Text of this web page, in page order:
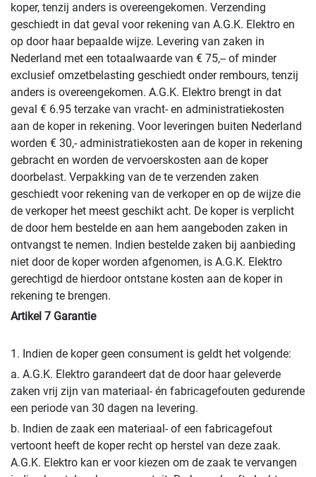
koper, tenzij anders is overeengekomen. Verzending
geschiedt in dat geval voor rekening van A.G.K. Elektro en
op door haar bepaalde wijze. Levering van zaken in
Nederland met een totaalwaarde van € 75,-- of minder
exclusief omzetbelasting geschiedt onder rembours, tenzij
anders is overeengekomen. A.G.K. Elektro brengt in dat
geval € 6.95 terzake van vracht- en administratiekosten
aan de koper in rekening. Voor leveringen buiten Nederland
worden € 30,- administratiekosten aan de koper in rekening
gebracht en worden de vervoerskosten aan de koper
doorbelast. Verpakking van de te verzenden zaken
geschiedt voor rekening van de verkoper en op de wijze die
de verkoper het meest geschikt acht. De koper is verplicht
de door hem bestelde en aan hem aangeboden zaken in
ontvangst te nemen. Indien bestelde zaken bij aanbieding
niet door de koper worden afgenomen, is A.G.K. Elektro
gerechtigd de hierdoor ontstane kosten aan de koper in
rekening te brengen.
Artikel 7 Garantie
1. Indien de koper geen consument is geldt het volgende:
a. A.G.K. Elektro garandeert dat de door haar geleverde
zaken vrij zijn van materiaal- én fabricagefouten gedurende
een periode van 30 dagen na levering.
b. Indien de zaak een materiaal- of een fabricagefout
vertoont heeft de koper recht op herstel van deze zaak.
A.G.K. Elektro kan er voor kiezen om de zaak te vervangen